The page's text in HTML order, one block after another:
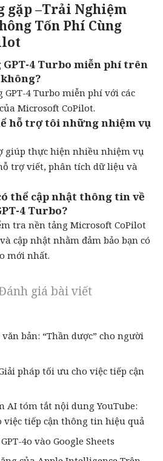
gặp –Trải Nghiệm
Tốn Phí Cùng
GPT-4 Turbo miễn phí trên
GPT-4 Turbo miễn phí với các
Microsoft CoPilot.
hỗ trợ tôi những nhiệm vụ
giúp thực hiện nhiều nhiệm vụ
trợ viết, phân tích dữ liệu và
thể cập nhật thông tin về
4 Turbo?
tra nền tảng Microsoft CoPilot
cập nhật nhằm đảm bảo bạn có
mới nhất.
giá bài viết
bản: “Thần dược” cho người
pháp tối ưu cho việc tiếp cận
AI tóm tắt nội dung YouTube:
việc tiếp cận thông tin hiệu quả
4o vào Google Sheets